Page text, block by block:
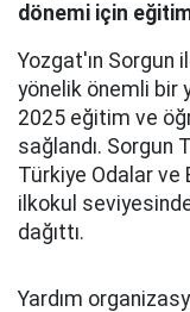
dönemi için
Yozgat'ın Sorgun
yönelik önemli bir
2025 eğitim ve
sağlandı. Sorgun
Türkiye Odalar
ilkokul
dağıttı.
Yardım